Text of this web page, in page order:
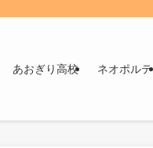
あおぎり高校 ネオポルテ